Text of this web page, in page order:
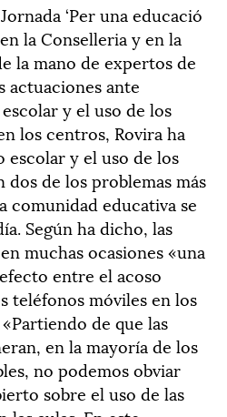
‘Per una educació
la Conselleria y en la
la mano de expertos de
actuaciones ante
y el uso de los
los centros, Rovira ha
escolar y el uso de los
de los problemas más
comunidad educativa se
Según ha dicho, las
muchas ocasiones «una
entre el acoso
teléfonos móviles en los
de que las
en la mayoría de los
no podemos obviar
sobre el uso de las